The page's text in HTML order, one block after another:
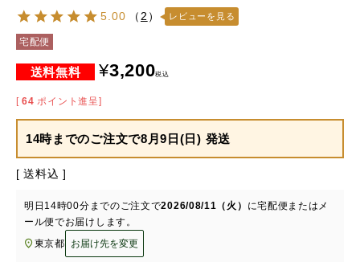
5.00 （2 ） レビューを見る
宅配便
¥3,200税込
[ 64 ポイント進呈]
14時までのご注文で8月9日(日) 発送
送料込
明日 14時00分 までのご注文で2026/08/11（火） に宅配便またはメ
ール便でお届けします。
東京都
お届け先を変更